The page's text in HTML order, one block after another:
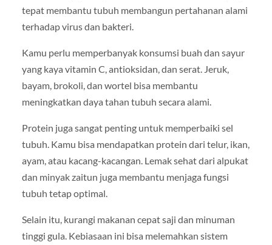
tepat membantu tubuh membangun pertahanan alami
terhadap virus dan bakteri.
Kamu perlu memperbanyak konsumsi buah dan sayur
yang kaya vitamin C, antioksidan, dan serat. Jeruk,
bayam, brokoli, dan wortel bisa membantu
meningkatkan daya tahan tubuh secara alami.
Protein juga sangat penting untuk memperbaiki sel
tubuh. Kamu bisa mendapatkan protein dari telur, ikan,
ayam, atau kacang-kacangan. Lemak sehat dari alpukat
dan minyak zaitun juga membantu menjaga fungsi
tubuh tetap optimal.
Selain itu, kurangi makanan cepat saji dan minuman
tinggi gula. Kebiasaan ini bisa melemahkan sistem